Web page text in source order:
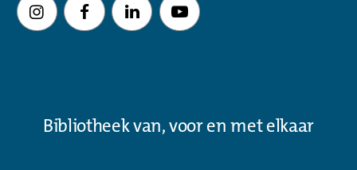
Bibliotheek van, voor en met elkaar